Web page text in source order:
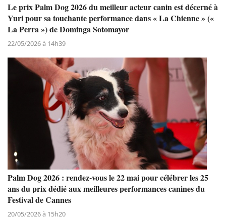
Le prix Palm Dog 2026 du meilleur acteur canin est décerné à
Yuri pour sa touchante performance dans « La Chienne » («
La Perra ») de Dominga Sotomayor
22/05/2026 à 14h39
Palm Dog 2026 : rendez-vous le 22 mai pour célébrer les 25
ans du prix dédié aux meilleures performances canines du
Festival de Cannes
20/05/2026 à 15h20